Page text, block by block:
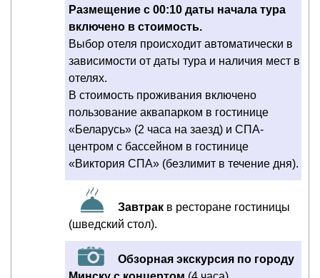
Размещение с 00:10 даты начала тура
включено в стоимость.
Выбор отеля происходит автоматически в
зависимости от даты тура и наличия мест в
отелях.
В стоимость проживания включено
пользование аквапарком в гостинице
«Беларусь» (2 часа на заезд) и СПА-
центром с бассейном в гостинице
«Виктория СПА» (безлимит в течение дня).
Завтрак в ресторане гостиницы
(шведский стол).
Обзорная экскурсия по городу